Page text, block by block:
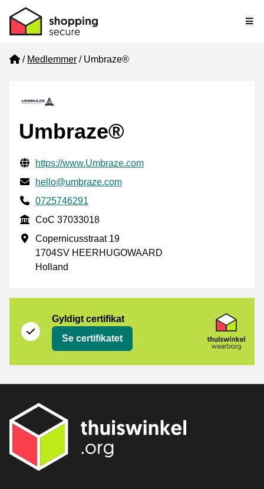
Home
Medlemmer Umbraze®
Umbraze®
Verificerede kontaktoplysninger
Website URL
https://www.Umbraze.com
E-mail
hello@umbraze.com
Phone number
0725746291
CoC
CoC 37033018
Forretningsadresse
Copernicusstraat 19
1704SV HEERHUGOWAARD
Holland
Gyldigt certifikat
Se certifikatet